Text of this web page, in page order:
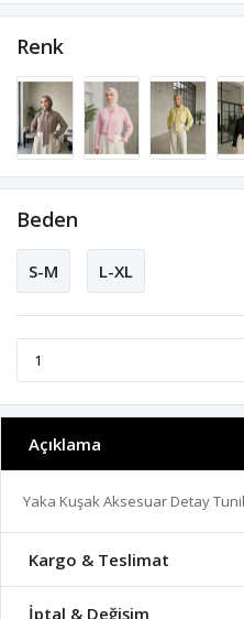
Renk
Beden
S-M L-XL
Açıklama
Yaka Kuşak Aksesuar Detay
Kargo & Teslimat
İptal & Değişim